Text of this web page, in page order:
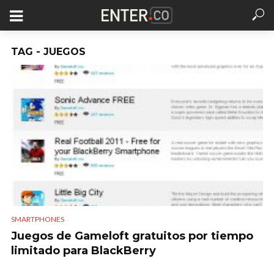
TAG - JUEGOS
SMARTPHONES
Juegos de Gameloft gratuitos por tiempo
limitado para BlackBerry